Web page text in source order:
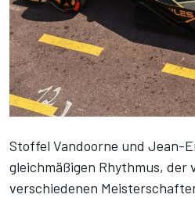
Stoffel Vandoorne und Jean-
gleichmäßigen Rhythmus, der
verschiedenen